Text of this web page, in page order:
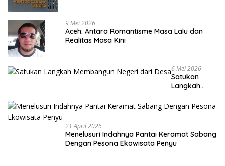
9 Mei 2026
Aceh: Antara Romantisme Masa Lalu dan
Realitas Masa Kini
6 Mei 2026
Satukan
Langkah
Negeri dari
Desa
21 April 2026
Menelusuri Indahnya Pantai Keramat Sabang
Dengan Pesona Ekowisata Penyu